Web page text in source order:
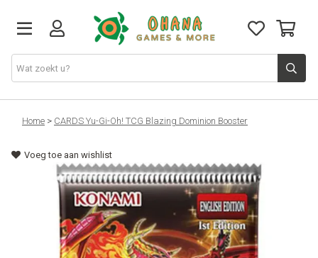
TCG
Merch
PlayStation
Home > CARDS Yu-Gi-Oh! TCG Blazing Dominion Booster
Voeg toe aan wishlist